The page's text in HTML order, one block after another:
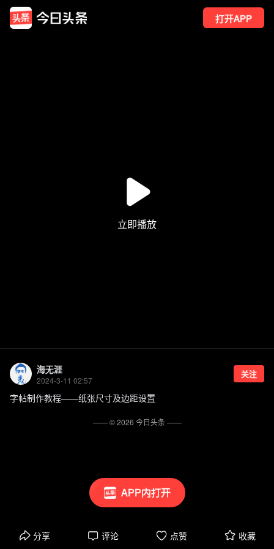
打开APP
APP内打开
海无涯
2024-3-11 02:57
关注
字帖制作教程——纸张尺寸及边距设置
分享 评论 点赞 收藏
—— ©2026 今日头条——